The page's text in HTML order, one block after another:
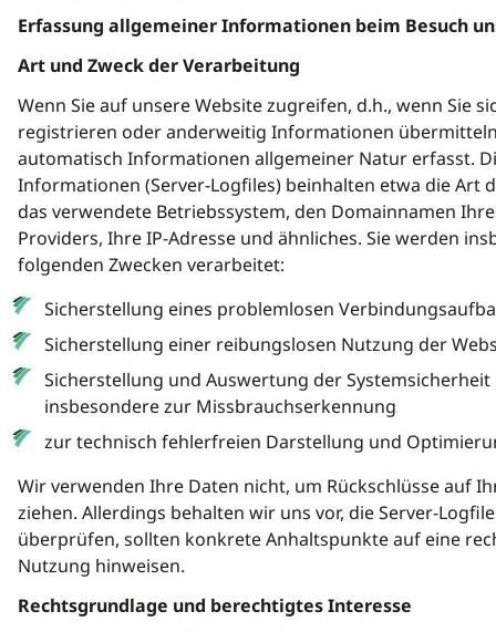
Erfassung allgemeiner Informationen beim Besuch
Art und Zweck der Verarbeitung
Wenn Sie auf unsere Website zugreifen, d.h., wenn Sie
registrieren oder anderweitig Informationen
automatisch Informationen allgemeiner Natur erfasst.
Informationen (Server-Logfiles) beinhalten etwa die Art
das verwendete Betriebssystem, den Domainnamen
Providers, Ihre IP-Adresse und ähnliches. Sie werden
folgenden Zwecken verarbeitet:
Sicherstellung eines problemlosen
Sicherstellung einer reibungslosen Nutzung der
Sicherstellung und Auswertung der
insbesondere zur Missbrauchserkennung
zur technisch fehlerfreien Darstellung und
Wir verwenden Ihre Daten nicht, um Rückschlüsse auf
ziehen. Allerdings behalten wir uns vor, die Server-
überprüfen, sollten konkrete Anhaltspunkte auf eine
Nutzung hinweisen.
Rechtsgrundlage und berechtigtes Interesse